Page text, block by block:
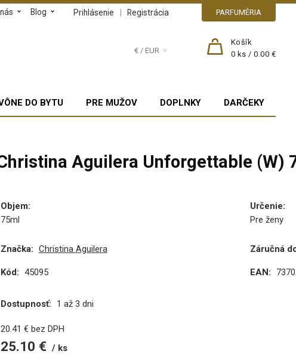
PARFUMÉRIA
Prihlásenie | Registrácia
Blog
€ / EUR
Košík
0 ks /0.00 €
DO BYTU PRE MUŽOV DOPLNKY DARČEKY
Aguilera Unforgettable (W)
Objem:
75ml
Určenie:
Pre ženy
Značka: Christina Aguilera Záručná
Kód: 45095 EAN:
Dostupnosť: 1 až 3 dni
20.41 € bez DPH
25.10 € ks